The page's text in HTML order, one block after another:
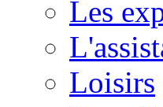
Les
Loisirs